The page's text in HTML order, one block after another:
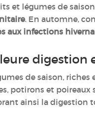
et légumes de
. En automne,
aux infections
digestion
de saison,
potirons et poireaux
ainsi la digestion